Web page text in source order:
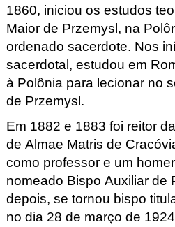
1860, iniciou os estudos
Maior de Przemysl, na
ordenado sacerdote. Nos
sacerdotal, estudou em
à Polônia para lecionar no
de Przemysl.
Em 1882 e 1883 foi reitor
de Almae Matris de
como professor e um
nomeado Bispo Auxiliar de
depois, se tornou bispo
no dia 28 de março de